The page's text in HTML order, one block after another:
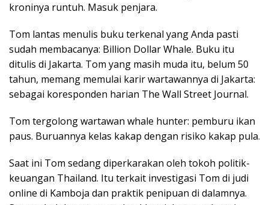
kroninya runtuh. Masuk penjara.
Tom lantas menulis buku terkenal yang Anda pasti
sudah membacanya: Billion Dollar Whale. Buku itu
ditulis di Jakarta. Tom yang masih muda itu, belum 50
tahun, memang memulai karir wartawannya di Jakarta:
sebagai koresponden harian The Wall Street Journal.
Tom tergolong wartawan whale hunter: pemburu ikan
paus. Buruannya kelas kakap dengan risiko kakap pula.
Saat ini Tom sedang diperkarakan oleh tokoh politik-
keuangan Thailand. Itu terkait investigasi Tom di judi
online di Kamboja dan praktik penipuan di dalamnya.